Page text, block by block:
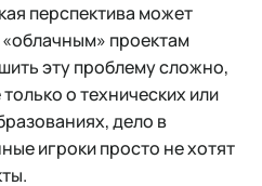
перспектива может
проектам
эту проблему сложно,
о технических или
дело в
игроки просто не хотят